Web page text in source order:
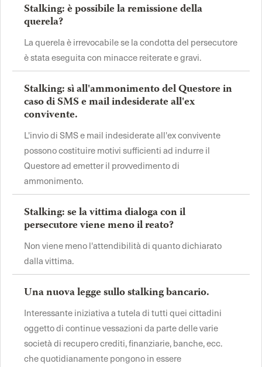
Stalking: è possibile la remissione della
querela?
La querela è irrevocabile se la condotta del persecutore
è stata eseguita con minacce reiterate e gravi.
Stalking: sì all'ammonimento del Questore in
caso di SMS e mail indesiderate all'ex
convivente.
L'invio di SMS e mail indesiderate all'ex convivente
possono costituire motivi sufficienti ad indurre il
Questore ad emetter il provvedimento di
ammonimento.
Stalking: se la vittima dialoga con il
persecutore viene meno il reato?
Non viene meno l'attendibilità di quanto dichiarato
dalla vittima.
Una nuova legge sullo stalking bancario.
Interessante iniziativa a tutela di tutti quei cittadini
oggetto di continue vessazioni da parte delle varie
società di recupero crediti, finanziarie, banche, ecc.
che quotidianamente pongono in essere